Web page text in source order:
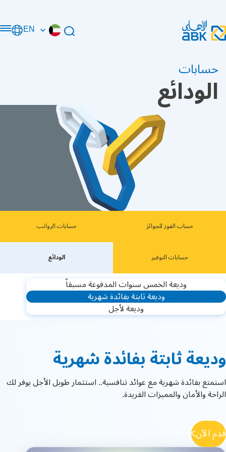
EN
حسابات
الودائع
حساب الفوز للجوائز حسابات الرواتب
حسابات ﺍﻟﺘﻮﻓﻴﺮ ﺍﻟﻮﺩﺍﺋﻊ
وديعة الخمس سنوات المدفوعة مسبقاً
وديعة ثابتة بفائدة شهرية
وديعة لأجل
وديعة ثابتة بفائدة شهرية
استمتع بفائدة شهرية مع عوائد تنافسية.. استثمار طويل الأجل يوفر لك
الراحة والأمان والمميزات الفريدة.
قدم الآن